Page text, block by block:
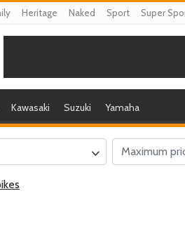
Heritage Naked Sport Super
Kawasaki Suzuki Yamaha